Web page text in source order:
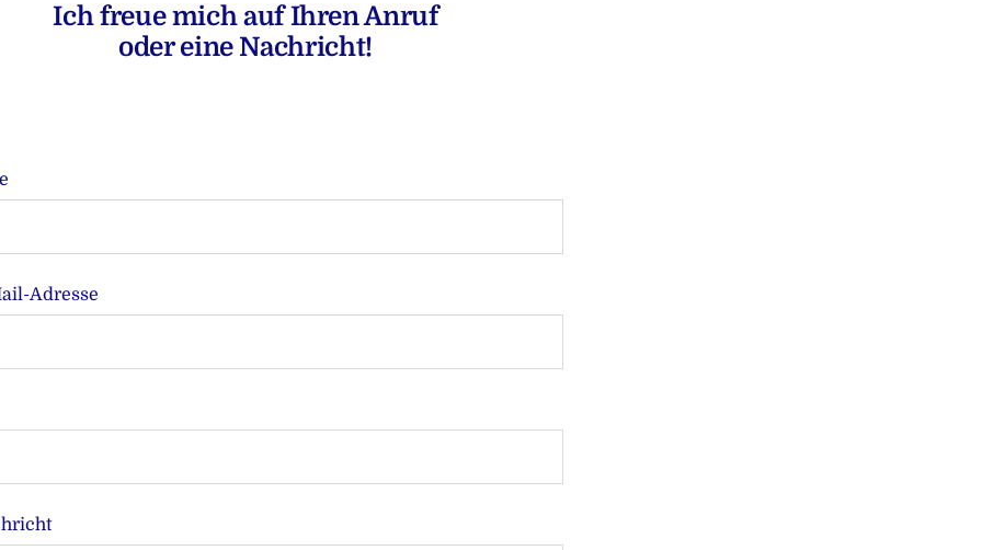
Ich freue mich auf Ihren Anruf
oder eine Nachricht!
Adresse